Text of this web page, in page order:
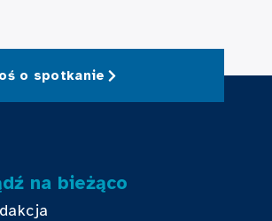
o spotkanie
na bieżąco